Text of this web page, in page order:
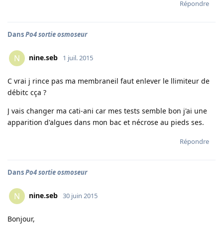
Répondre
DansPo4 sortie osmoseur
N nine.seb 1 juil. 2015
C vrai j rince pas ma membraneil faut enlever le llimiteur de
débitc cça ?
J vais changer ma cati-ani car mes tests semble bon j'ai une
apparition d'algues dans mon bac et nécrose au pieds ses.
Répondre
DansPo4 sortie osmoseur
N nine.seb 30 juin 2015
Bonjour,